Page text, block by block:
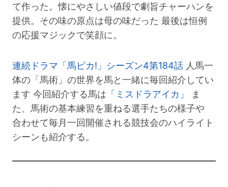
て作った。懐にやさしい値段で劇旨チャーハンを
提供。その味の原点は母の味だった 最後は恒例
の応援マジックで笑顔に。
連続ドラマ「馬ピカ!」シーズン4第184話 人馬一
体の「馬術」の世界を馬と一緒に毎回紹介してい
ます 今回紹介する馬は 「ミスドラアイカ」
ま
た、馬術の基本練習を重ねる選手たちの様子や
合わせて毎月一回開催される競技会のハイライト
シーンも紹介する。